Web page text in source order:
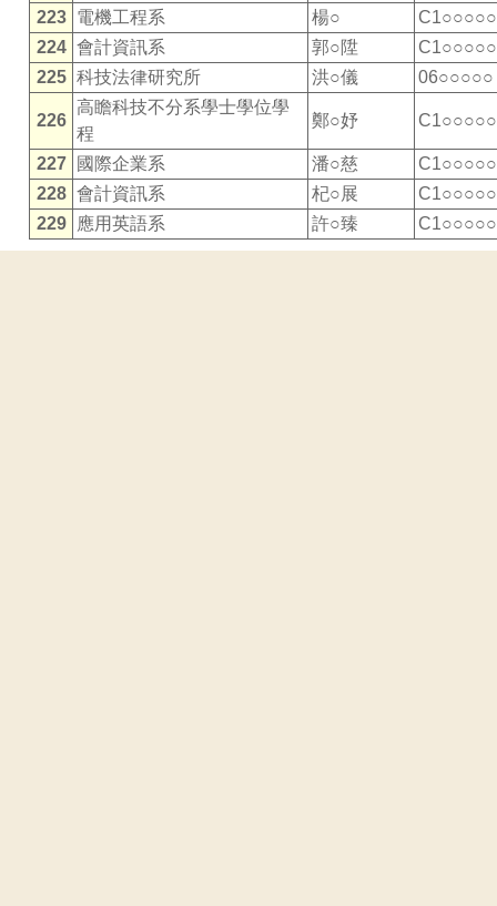
223
電機工程系 楊○
224 會計資訊系 郭○陞
225 科技法律研究所 洪○儀 06○○○○○
226
高瞻科技不分系學士學位學
程
鄭○妤
227 國際企業系 潘○慈
228 會計資訊系 杞○展
229
應用英語系 許○臻